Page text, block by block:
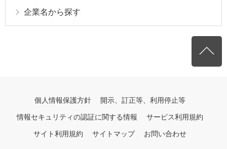
企業名から探す
個人情報保護方針 開示、訂正等、利用停止等
情報セキュリティの認証に関する情報 サービス利用規約
サイト利用規約 サイトマップ お問い合わせ